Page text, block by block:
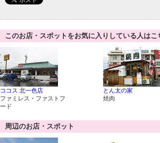
このお店・スポットをお気に入りしている人は
ココス 北一色店
ファミレス・ファストフ
ード
とん太の家
焼肉
周辺のお店・スポット